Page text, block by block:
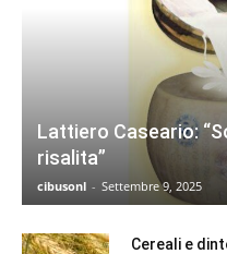
Lattiero Caseario:
risalita”
cibusonl - Settembre 9, 2025
Cereali e